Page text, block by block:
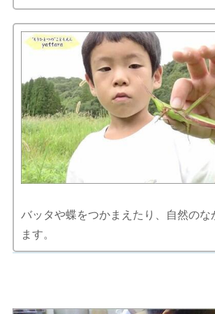
バッタや蝶をつかまえたり、自然のな
ます。